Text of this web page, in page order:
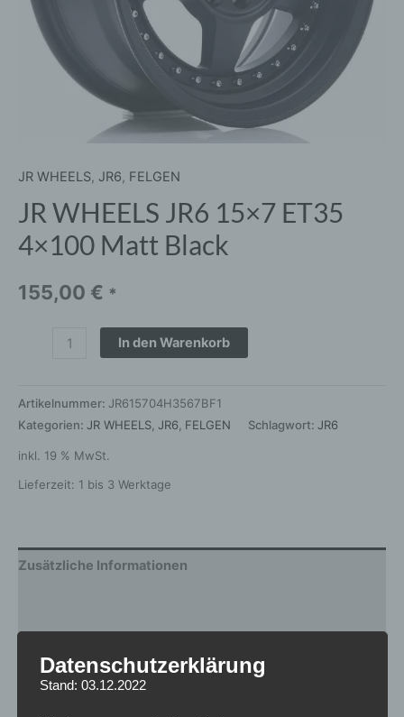
JR WHEELS, JR6, FELGEN
JR WHEELS JR6 15×7 ET35
4×100 Matt Black
155,00 € *
In den Warenkorb
Artikelnummer: JR615704H3567BF1
Kategorien: JR WHEELS JR6 FELGEN Schlagwort: JR6
inkl. 19 % MwSt.
Lieferzeit: 1 bis 3 Werktage
Zusätzliche Informationen
Gewicht
Datenschutzerklärung
Stand: 03.12.2022